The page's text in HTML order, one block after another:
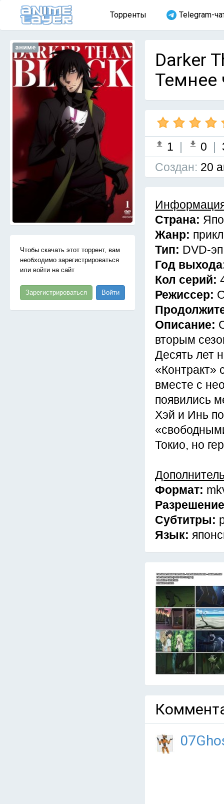
Торренты Telegram-
аниме
Чтобы скачать этот торрент, вам
необходимо зарегистрироваться
или войти на сайт
Зарегистрироваться Войти
Darker
Темнее
1 | 0 |
Cоздан: 20
Страна:
Жанр:
Тип: DVD-эп
Год
Кол серий:
Режиссер:
Описание:
вторым
Десять лет
«Контракт»
вместе с
появились
Хэй и Инь
Токио, но
Формат:
Субтитры:
Язык: